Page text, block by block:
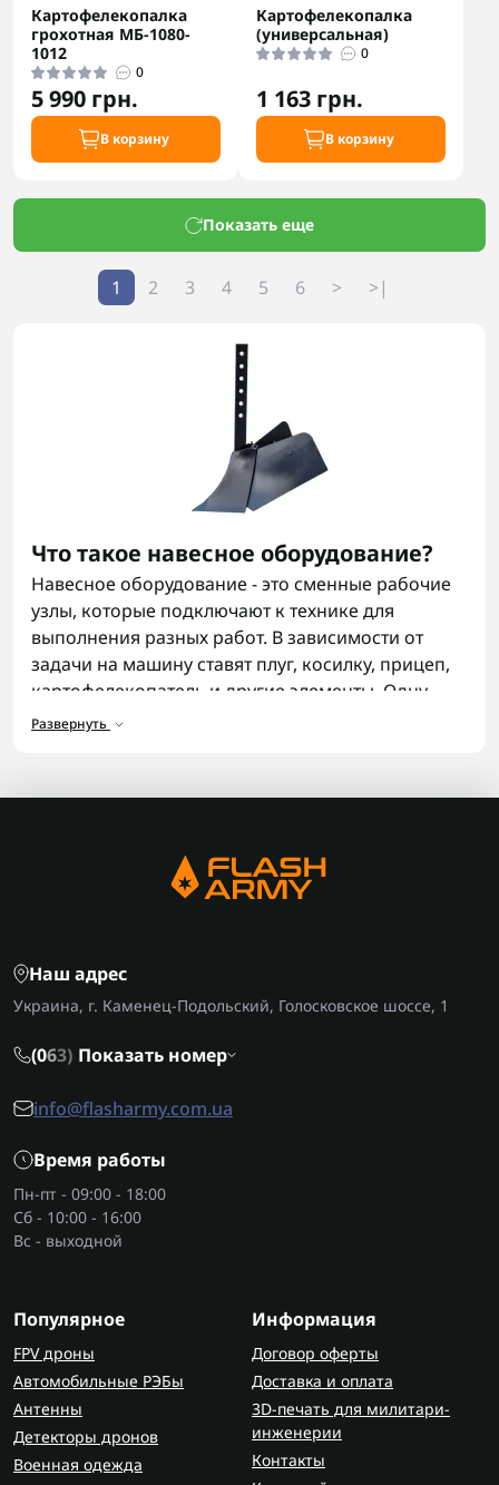
Картофелекопалка
грохотная МБ-1080-
1012
0
5 990 грн.
В корзину
Картофелекопалка
(универсальная)
0
1 163 грн.
В корзину
Показать еще
1 2 3 4 5 6 > >|
Что такое навесное оборудование?
Навесное оборудование - это сменные рабочие
узлы, которые подключают к технике для
выполнения разных работ. В зависимости от
задачи на машину ставят плуг, косилку, прицеп,
картофелекопатель и другие элементы. Одну
единицу техники можно использовать для
решения для разных условий работы и разных
Для чего используется навесное
оборудование?
возможности техники. С его помощью пашут
землю, культивируют почву, косят траву,
перевозят грузы, выкапывают корнеплоды,
ухаживают за участком. Навесное на мотоблок
подходит для ежедневных работ в огороде, в
саду или возле дома.
плуг;
косилка;
прицеп;
почвофреза.
Для какой техники предназначено
навесное оборудование?
Такое оборудование устанавливают на
мотоблоки, минитракторы, мотокультиваторы и
Развернуть
Наш адрес
Украина, г. Каменец-Подольский, Голосковское шоссе, 1
(063) Показать номер
info@flasharmy.com.ua
Время работы
Пн-пт - 09:00 - 18:00
Сб - 10:00 - 16:00
Вс - выходной
Популярное
FPV дроны
Автомобильные РЭБы
Антенны
Детекторы дронов
Военная одежда
Информация
Договор оферты
Доставка и оплата
3D-печать для милитари-
инженерии
Контакты